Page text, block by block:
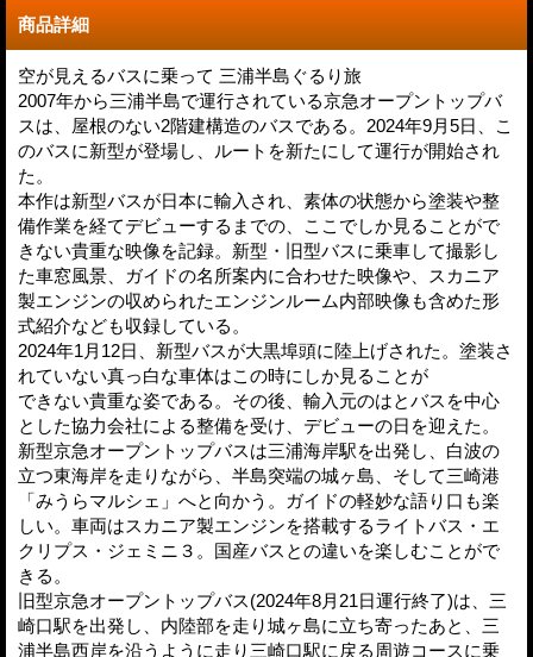
商品詳細
空が見えるバスに乗って 三浦半島ぐるり旅
2007年から三浦半島で運行されている京急オープントップバ
スは、屋根のない2階建構造のバスである。2024年9月5日、こ
のバスに新型が登場し、ルートを新たにして運行が開始され
た。
本作は新型バスが日本に輸入され、素体の状態から塗装や整
備作業を経てデビューするまでの、ここでしか見ることがで
きない貴重な映像を記録。新型・旧型バスに乗車して撮影し
た車窓風景、ガイドの名所案内に合わせた映像や、スカニア
製エンジンの収められたエンジンルーム内部映像も含めた形
式紹介なども収録している。
2024年1月12日、新型バスが大黒埠頭に陸上げされた。塗装さ
れていない真っ白な車体はこの時にしか見ることが
できない貴重な姿である。その後、輸入元のはとバスを中心
とした協力会社による整備を受け、デビューの日を迎えた。
新型京急オープントップバスは三浦海岸駅を出発し、白波の
立つ東海岸を走りながら、半島突端の城ヶ島、そして三崎港
「みうらマルシェ」へと向かう。ガイドの軽妙な語り口も楽
しい。車両はスカニア製エンジンを搭載するライトバス・エ
クリプス・ジェミニ３。国産バスとの違いを楽しむことがで
きる。
旧型京急オープントップバス(2024年8月21日運行終了)は、三
崎口駅を出発し、内陸部を走り城ヶ島に立ち寄ったあと、三
浦半島西岸を沿うように走り三崎口駅に戻る周遊コースに乗